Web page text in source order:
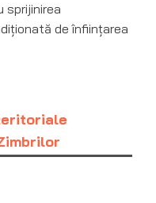
sprijinirea
de înființarea